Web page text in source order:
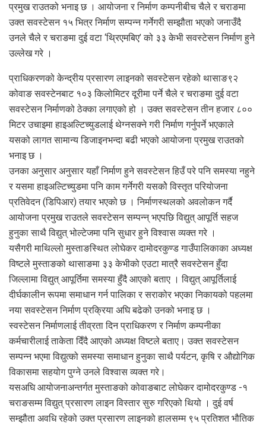
प्रमुख राउतको भनाइ छ । आयोजना र निर्माण कम्पनीबीच चैले र चराङमा
उक्त सवस्टेसन १५ भित्र निर्माण सम्पन्न गर्नेगरी सम्झौता भएको जनाउँदै
उनले चैले र चराङमा दुई वटा ‘थ्रिएमबिए’ को ३३ केभी सवस्टेसन निर्माण हुने
उल्लेख गरे ।
प्राधिकरणको केन्द्रीय प्रसारण लाइनको सवस्टेसन रहेको थासाङ९२
कोवाङ सवस्टेनबाट १०३ किलोमिटर दूरीमा पर्ने चैले र चराङमा दुई वटा
सवस्टेसन निर्माणको ठेक्का लगाएको हो । उक्त सवस्टेसन तीन हजार ८००
मिटर उचाइमा हाइअल्टिच्युडलाई थेग्नसक्ने गरी निर्माण गर्नुपर्ने भएकाले
यसको लागत सामान्य डिजाइनभन्दा बढी भएको आयोजना प्रमुख राउतको
भनाइ छ ।
उनका अनुसार अनुसार यहाँ निर्माण हुने सवस्टेसन हिउँ परे पनि समस्या नहुने
र यसमा हाइअल्टिच्युडमा पनि काम गर्नेगरी यसकोे विस्तृत परियोजना
प्रतिवेदन (डिपिआर) तयार भएको छ । निर्माणस्थलको अवलोकन गर्दै
आयोजना प्रमुख राउतले सवस्टेसन सम्पन्न् भएपछि विद्युत् आपूर्ति सहज
हुनुका साथै विद्युत् भोल्टेजमा पनि सुधार हुने विश्वास व्यक्त गरे ।
यसैगरी माथिल्लो मुस्ताङस्थित लोघेकर दामोदरकुण्ड गाउँपालिकाका अध्यक्ष
विष्टले मुस्ताङको थासाङमा ३३ केभीको एउटा मात्रै सवस्टेसन हुँदा
जिल्लामा विद्युत् आपूर्तिमा समस्या हुँदै आएको बताए । विद्युत् आपूर्तिलाई
दीर्घकालीन रूपमा समाधान गर्न पालिका र सराकोर भएका निकायको पहलमा
नया सवस्टेसन निर्माण प्रक्रिया अघि बढेको उनको भनाइ छ ।
स्वस्टेसन निर्माणलाई तीव्रता दिन प्राधिकरण र निर्माण कम्पनीका
कर्मचारीलाई ताकेता दिँदै आएको अध्यक्ष विष्टले बताए। उक्त सवस्टेसन
सम्पन्न भएमा विद्युत्को समस्या समाधान हुनुका साथै पर्यटन, कृषि र औद्योगिक
विकासमा सहयोग पुग्ने उनले विश्वास व्यक्त गरे।
यसअघि आयोजनाअन्तर्गत मुस्ताङको कोवाङबाट लोघेकर दामोदरकुण्ड -१
चराङसम्म विद्युत् प्रसारण लाइन विस्तार सुरु गरिएको थियो । दुई वर्ष
सम्झौता अवधि रहेको उक्त प्रसारण लाइनको हालसम्म ९५ प्रतिशत भौतिक